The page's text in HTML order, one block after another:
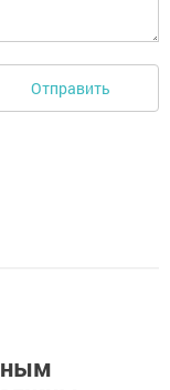
Отправить